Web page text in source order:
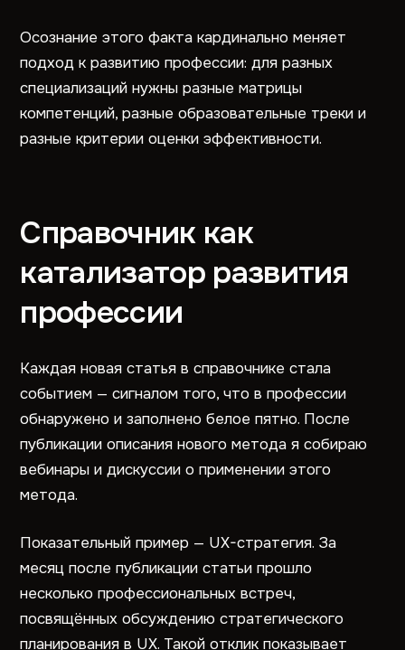
Осознание этого факта кардинально меняет
подход к развитию профессии: для разных
специализаций нужны разные матрицы
компетенций, разные образовательные треки и
разные критерии оценки эффективности.
Справочник как
катализатор развития
профессии
Каждая новая статья в справочнике стала
событием — сигналом того, что в профессии
обнаружено и заполнено белое пятно. После
публикации описания нового метода я собираю
вебинары и дискуссии о применении этого
метода.
Показательный пример — UX-стратегия. За
месяц после публикации статьи прошло
несколько профессиональных встреч,
посвящённых обсуждению стратегического
планирования в UX. Такой отклик показывает